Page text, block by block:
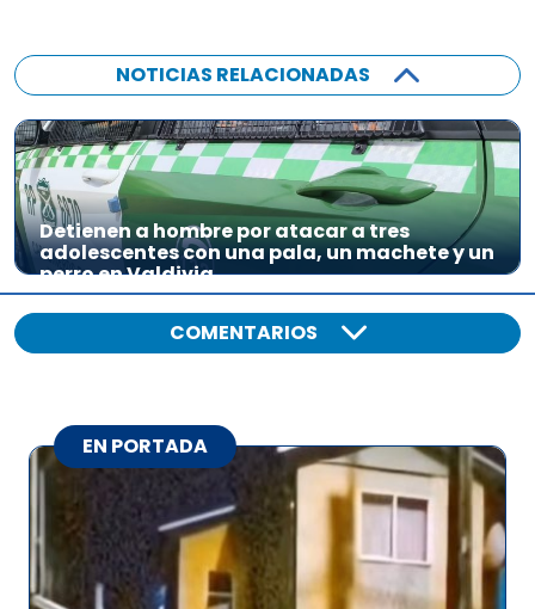
NOTICIAS RELACIONADAS
Detienen a hombre por atacar a tres
adolescentes con una pala, un machete y un
perro en Valdivia
COMENTARIOS
EN PORTADA